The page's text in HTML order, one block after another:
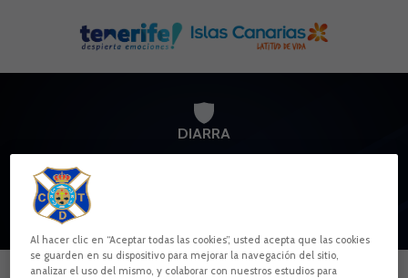
Skip to main content
DIARRA
Al hacer clic en “Aceptar todas las cookies”, usted acepta que las cookies
se guarden en su dispositivo para mejorar la navegación del sitio,
analizar el uso del mismo, y colaborar con nuestros estudios para